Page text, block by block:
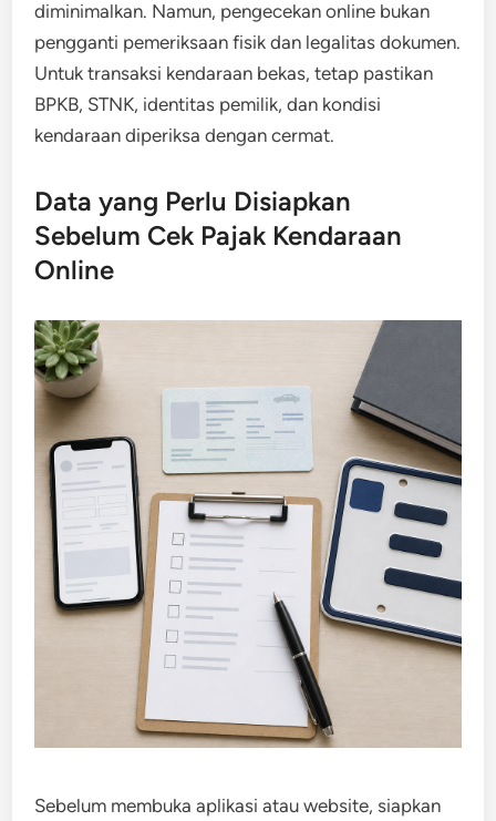
diminimalkan. Namun, pengecekan online bukan
pengganti pemeriksaan fisik dan legalitas dokumen.
Untuk transaksi kendaraan bekas, tetap pastikan
BPKB, STNK, identitas pemilik, dan kondisi
kendaraan diperiksa dengan cermat.
Data yang Perlu Disiapkan
Sebelum Cek Pajak Kendaraan
Online
Sebelum membuka aplikasi atau website, siapkan